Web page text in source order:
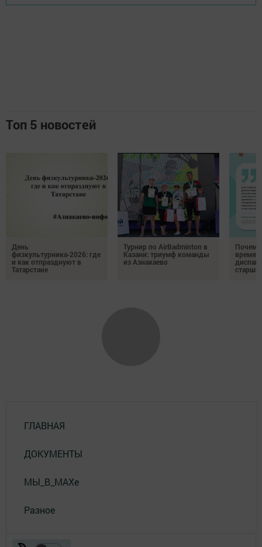
Топ 5 новостей
День
физкультурника‑2026: где
и как отпразднуют в
Татарстане
Турнир по AirBadminton в
Казани: триумф команды
из Азнакаево
время
ГЛАВНАЯ
ДОКУМЕНТЫ
МЫ_В_MAXе
Разное